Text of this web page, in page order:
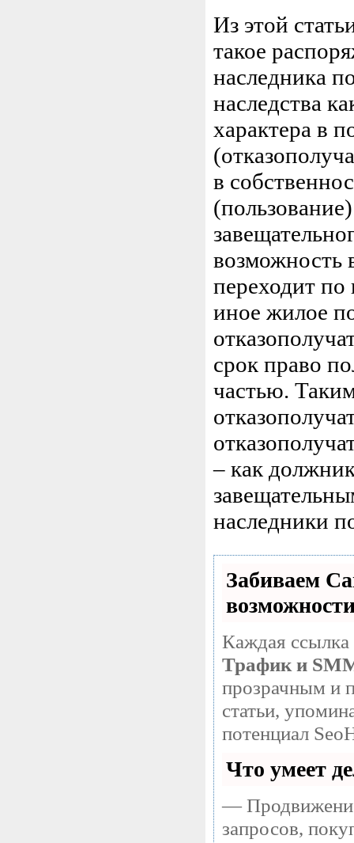
Из этой
такое
наследника
наследства
характера в
в
возможность
переходит по
иное жилое
срок право
частью.
– как
наследники
Забиваем
Каждая ссылка
Трафик и
прозрачным и
статьи,
потенциал
Что умеет
—
запросов,